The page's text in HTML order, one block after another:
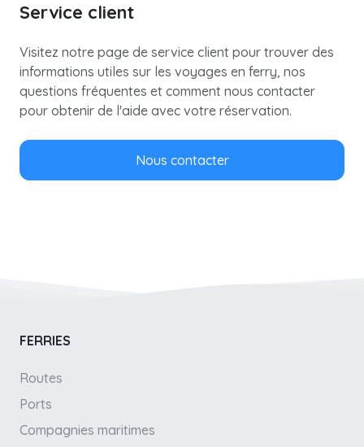
Service client
Visitez notre page de service client pour trouver des
informations utiles sur les voyages en ferry, nos
questions fréquentes et comment nous contacter
pour obtenir de l'aide avec votre réservation.
Nous contacter
FERRIES
Routes
Ports
Compagnies maritimes